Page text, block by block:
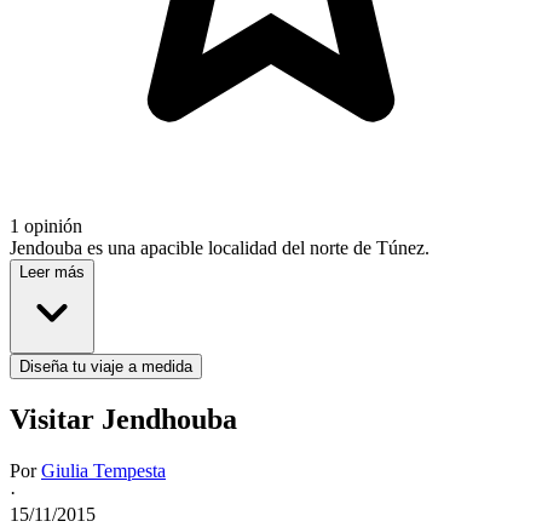
1 opinión
Jendouba es una apacible localidad del norte de Túnez.
Leer más
Diseña tu viaje a medida
Visitar Jendhouba
PorGiulia Tempesta
·
15/11/2015